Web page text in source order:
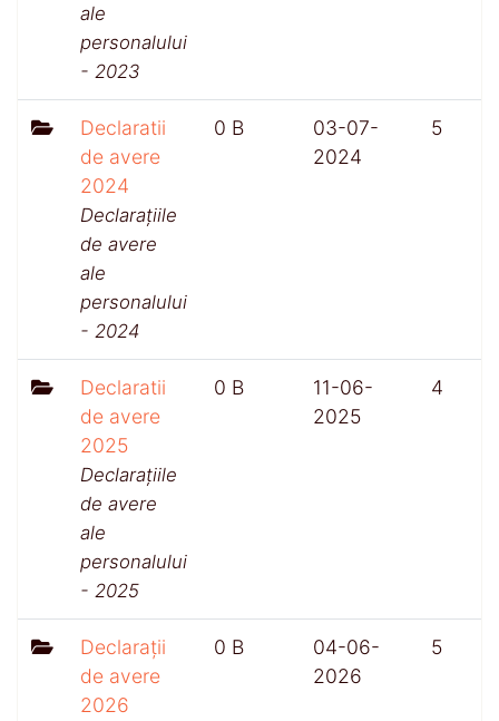
ale
personalului
- 2023
Declaratii
de avere
2024
Declarațiile
de avere
ale
personalului
- 2024
0 B
03-07-
2024
5
Declaratii
de avere
2025
Declarațiile
de avere
ale
personalului
- 2025
0 B
11-06-
2025
4
Declarații
de avere
2026
0 B
04-06-
2026
5